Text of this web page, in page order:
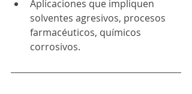
Aplicaciones que impliquen
solventes agresivos, procesos
farmacéuticos, químicos
corrosivos.